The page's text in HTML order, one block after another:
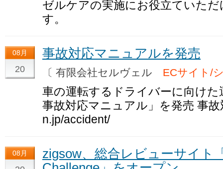
ゼルケアの実施にお役立ていた
す。
08月
20
事故対応マニュアルを発売
〔 有限会社セルヴェル ECサイト/
車の運転するドライバーに向け
事故対応マニュアル」を発売 事
n.jp/accident/
08月
zigsow、総合レビューサイト